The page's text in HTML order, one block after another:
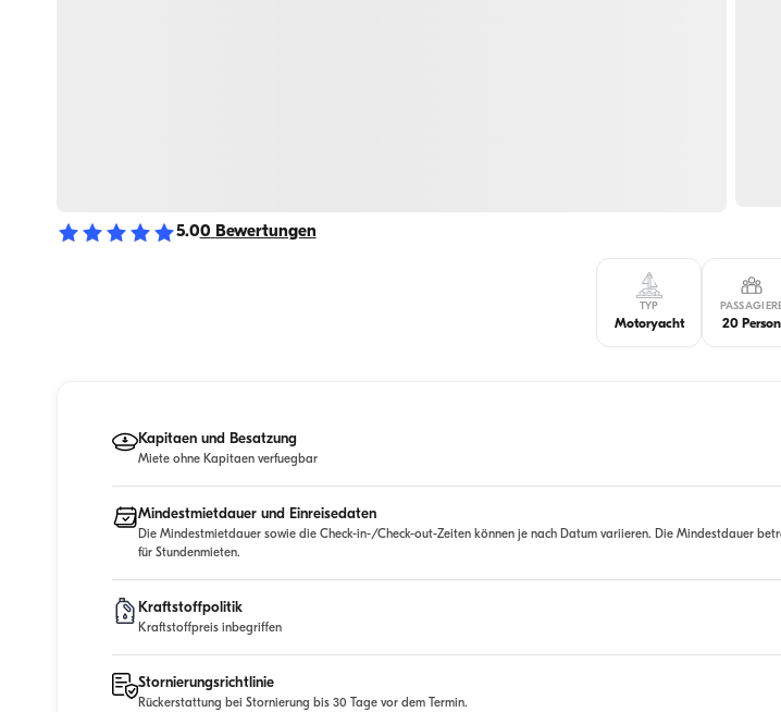
5.00 Bewertungen
TYP
Motoryacht 20 Person
Kapitaen und Besatzung
Miete ohne Kapitaen verfuegbar
Mindestmietdauer und Einreisedaten
Die Mindestmietdauer sowie die Check-in-/Check-out-Zeiten können je nach Datum variieren. Die Mindestdauer
für Stundenmieten.
Kraftstoffpolitik
Kraftstoffpreis inbegriffen
Stornierungsrichtlinie
Rückerstattung bei Stornierung bis 30 Tage vor dem Termin.